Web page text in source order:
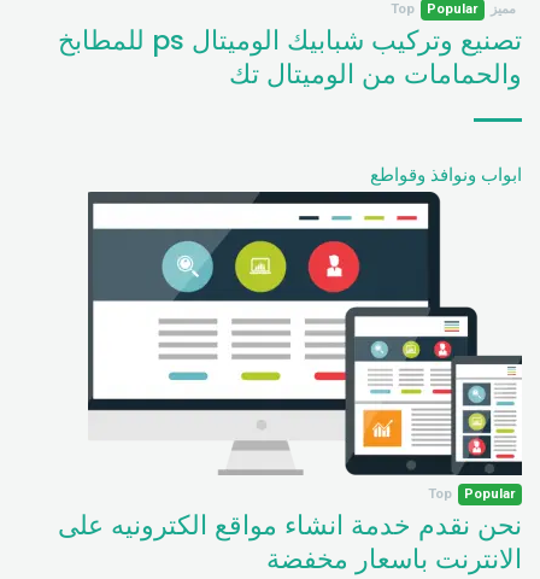
مميز Popular
Top
تصنيع وتركيب شبابيك الوميتال ps للمطابخ
والحمامات من الوميتال تك
ابواب ونوافذ وقواطع
Popular
Top
نحن نقدم خدمة انشاء مواقع الكترونيه على
الانترنت باسعار مخفضة